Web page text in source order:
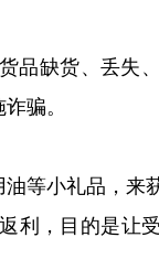
品缺货、丢失
骗。
等小礼品，来
利，目的是让